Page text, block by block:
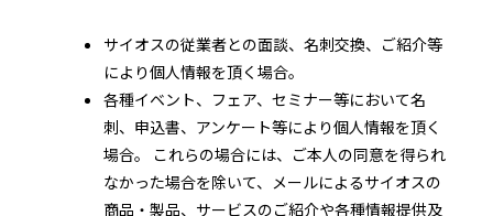
サイオスの従業者との面談、名刺交換、ご紹介等
により個人情報を頂く場合。
各種イベント、フェア、セミナー等において名
刺、申込書、アンケート等により個人情報を頂く
場合。 これらの場合には、ご本人の同意を得られ
なかった場合を除いて、メールによるサイオスの
商品・製品、サービスのご紹介や各種情報提供及